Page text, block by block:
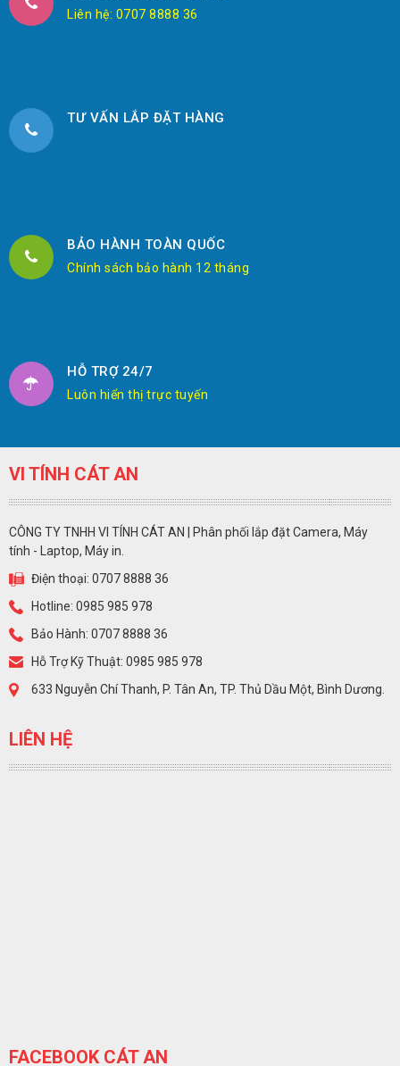
Liên hệ: 0707 8888 36
TƯ VẤN LẮP ĐẶT HÀNG
BẢO HÀNH TOÀN QUỐC
Chính sách bảo hành 12 tháng
HỖ TRỢ 24/7
Luôn hiển thị trực tuyến
VI TÍNH CÁT AN
CÔNG TY TNHH VI TÍNH CÁT AN | Phân phối lắp đặt Camera, Máy
tính - Laptop, Máy in.
Điện thoại: 0707 8888 36
Hotline: 0985 985 978
Bảo Hành: 0707 8888 36
Hỗ Trợ Kỹ Thuật: 0985 985 978
633 Nguyễn Chí Thanh, P. Tân An, TP. Thủ Dầu Một, Bình Dương.
LIÊN HỆ
FACEBOOK CÁT AN